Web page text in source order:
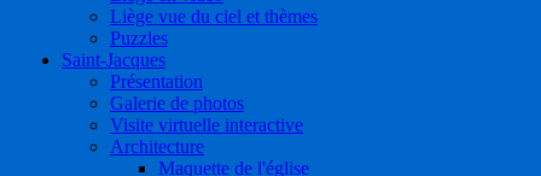
Liège vue du ciel et thèmes
Puzzles
Saint-Jacques
Présentation
Galerie de photos
Visite virtuelle interactive
Architecture
Maquette de l'église